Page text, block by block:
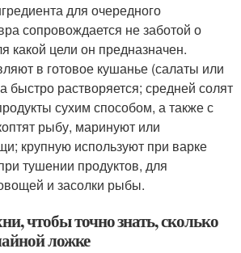
для очередного
сопровождается не заботой о
какой цели он предназначен.
в готовое кушанье (салаты или
быстро растворяется; средней солят
сухим способом, а также с
рыбу, маринуют или
крупную используют при варке
тушении продуктов, для
и засолки рыбы.
чтобы точно знать, сколько
ложке